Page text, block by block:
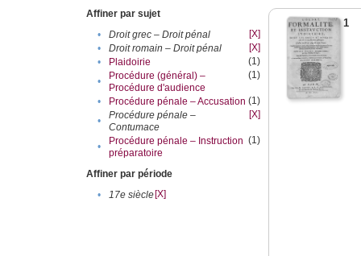
Affiner par sujet
•
Droit grec – Droit pénal
[X]
•
Droit romain – Droit pénal
[X]
•
Plaidoirie
(1)
•
Procédure (général) –
Procédure d'audience
(1)
• Procédure pénale – Accusation (1)
•
Procédure pénale –
Contumace
[X]
•
Procédure pénale – Instruction
préparatoire
(1)
Affiner par période
•
17e siècle[X]
1